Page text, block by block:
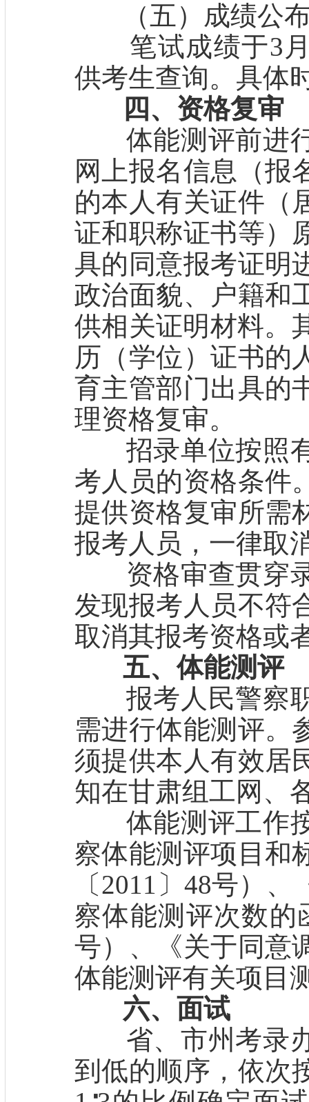
（五）成绩公
笔试成绩于3月
供考生查询。具体
四、资格复审
体能测评前进行
网上报名信息（报
的本人有关证件（
证和职称证书等）
具的同意报考证明
政治面貌、户籍和
供相关证明材料。
历（学位）证书的
育主管部门出具的
理资格复审。
招录单位按照有
考人员的资格条件
提供资格复审所需
报考人员，一律取
资格审查贯穿录
发现报考人员不符
取消其报考资格或
五、体能测评
报考人民警察职
需进行体能测评。
须提供本人有效居
知在甘肃组工网、
体能测评工作按
察体能测评项目和
〔2011〕48号）
察体能测评次数的
号）、《关于同意
体能测评有关项目
六、面试
省、市州考录办
到低的顺序，依次